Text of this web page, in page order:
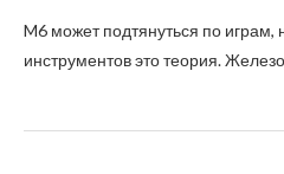
M6 может подтянуться по играм,
инструментов это теория.